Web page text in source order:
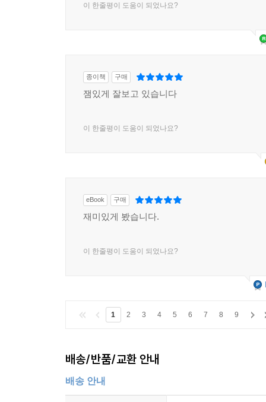
이 한줄평이 도움이 되었나요?
종이책 구매
잼있게 잘보고 있습니다
이 한줄평이 도움이 되었나요?
eBook 구매
재미있게 봤습니다.
이 한줄평이 도움이 되었나요?
1 2 3 4 5 6 7 8 9
배송/반품/교환 안내
배송 안내